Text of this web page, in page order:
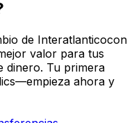
de Interatlanticocon
valor para tus
dinero. Tu primera
ahora y